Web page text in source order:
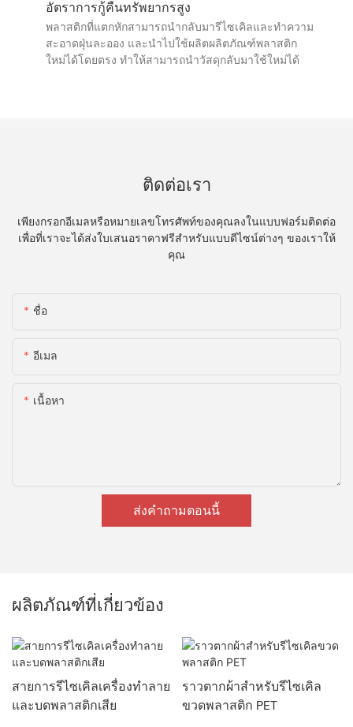
อัตราการกู้คืนทรัพยากรสูง
พลาสติกที่แตกหักสามารถนำกลับมารีไซเคิลและทำความ
สะอาดฝุ่นละออง และนำไปใช้ผลิตผลิตภัณฑ์พลาสติก
ใหม่ได้โดยตรง ทำให้สามารถนำวัสดุกลับมาใช้ใหม่ได้
ติดต่อเรา
เพียงกรอกอีเมลหรือหมายเลขโทรศัพท์ของคุณลงในแบบฟอร์มติดต่อ
เพื่อที่เราจะได้ส่งใบเสนอราคาฟรีสำหรับแบบดีไซน์ต่างๆ ของเราให้
คุณ
ชื่อ
อีเมล
เนื้อหา
ส่งคำถามตอนนี้
ผลิตภัณฑ์ที่เกี่ยวข้อง
สายการรีไซเคิลเครื่องทำลาย
และบดพลาสติกเสีย
ราวตากผ้าสำหรับรีไซเคิล
ขวดพลาสติก PET